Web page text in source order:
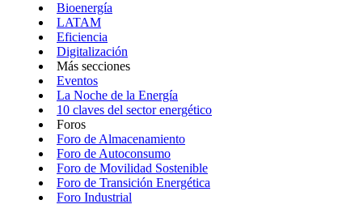
Bioenergía
LATAM
Eficiencia
Digitalización
Más secciones
Eventos
La Noche de la Energía
10 claves del sector energético
Foros
Foro de Almacenamiento
Foro de Autoconsumo
Foro de Movilidad Sostenible
Foro de Transición Energética
Foro Industrial